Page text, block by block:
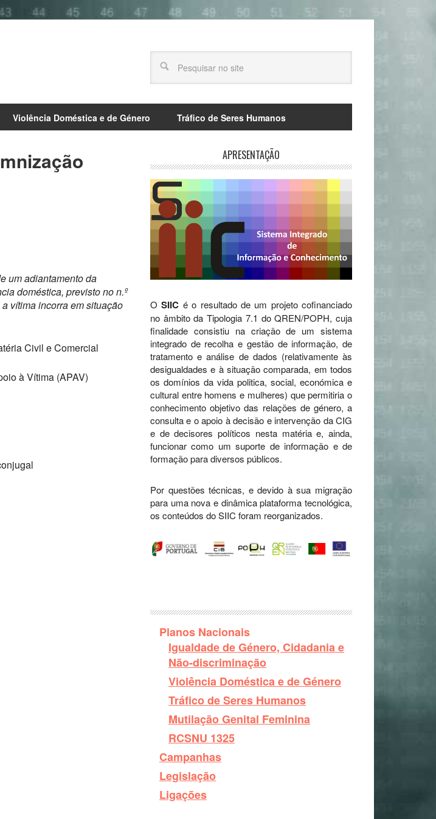
Violência Doméstica e de Género Tráfico de Seres Humanos
um adiantamento da
doméstica, previsto no n.º
vítima incorra em situação
Civil e Comercial
à Vítima (APAV)
APRESENTAÇÃO
OSIIC é o resultado de um projeto cofinanciado
no âmbito da Tipologia 7.1 do QREN/POPH, cuja
finalidade consistiu na criação de um sistema
integrado de recolha e gestão de informação, de
tratamento e análise de dados (relativamente às
desigualdades e à situação comparada, em todos
os domínios da vida politica, social, económica e
cultural entre homens e mulheres) que permitiria o
conhecimento objetivo das relações de género, a
consulta e o apoio à decisão e intervenção da CIG
e de decisores políticos nesta matéria e, ainda,
funcionar como um suporte de informação e de
formação para diversos públicos.
Por questões técnicas, e devido à sua migração
para uma nova e dinâmica plataforma tecnológica,
os conteúdos do SIIC foram reorganizados.
Planos Nacionais
Igualdade de Género, Cidadania e
Não-discriminação
Violência Doméstica e de Género
Tráfico de Seres Humanos
Mutilação Genital Feminina
RCSNU 1325
Campanhas
Legislação
Ligações